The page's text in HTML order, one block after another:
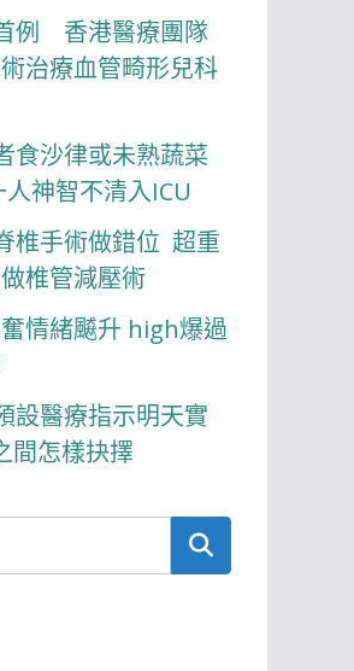
例 香港醫療團隊
治療血管畸形兒科
食沙律或未熟蔬菜
神智不清入ICU
椎手術做錯位 超重
椎管減壓術
情緒飇升 high爆過
設醫療指示明天實
間怎樣抉擇